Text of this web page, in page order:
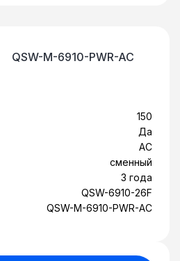
QSW-M-6910-PWR-AC
150
Да
AC
сменный
3 года
QSW-6910-26F
QSW-M-6910-PWR-AC